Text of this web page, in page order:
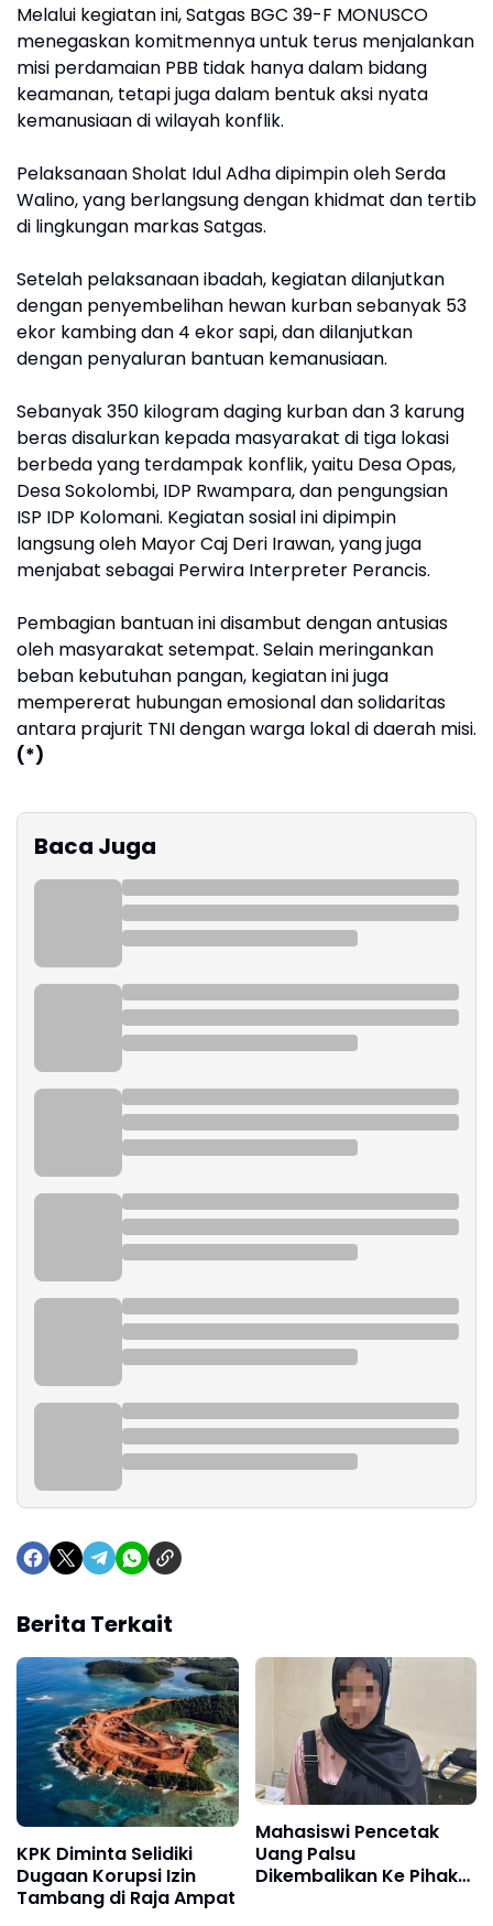
Melalui kegiatan ini, Satgas BGC 39-F MONUSCO
menegaskan komitmennya untuk terus menjalankan
misi perdamaian PBB tidak hanya dalam bidang
keamanan, tetapi juga dalam bentuk aksi nyata
kemanusiaan di wilayah konflik.
Pelaksanaan Sholat Idul Adha dipimpin oleh Serda
Walino, yang berlangsung dengan khidmat dan tertib
di lingkungan markas Satgas.
Setelah pelaksanaan ibadah, kegiatan dilanjutkan
dengan penyembelihan hewan kurban sebanyak 53
ekor kambing dan 4 ekor sapi, dan dilanjutkan
dengan penyaluran bantuan kemanusiaan.
Sebanyak 350 kilogram daging kurban dan 3 karung
beras disalurkan kepada masyarakat di tiga lokasi
berbeda yang terdampak konflik, yaitu Desa Opas,
Desa Sokolombi, IDP Rwampara, dan pengungsian
ISP IDP Kolomani. Kegiatan sosial ini dipimpin
langsung oleh Mayor Caj Deri Irawan, yang juga
menjabat sebagai Perwira Interpreter Perancis.
Pembagian bantuan ini disambut dengan antusias
oleh masyarakat setempat. Selain meringankan
beban kebutuhan pangan, kegiatan ini juga
mempererat hubungan emosional dan solidaritas
antara prajurit TNI dengan warga lokal di daerah misi.
(*)
Baca Juga
Berita Terkait
KPK Diminta Selidiki
Dugaan Korupsi Izin
Tambang di Raja Ampat
Mahasiswi Pencetak
Uang Palsu
Dikembalikan Ke Pihak